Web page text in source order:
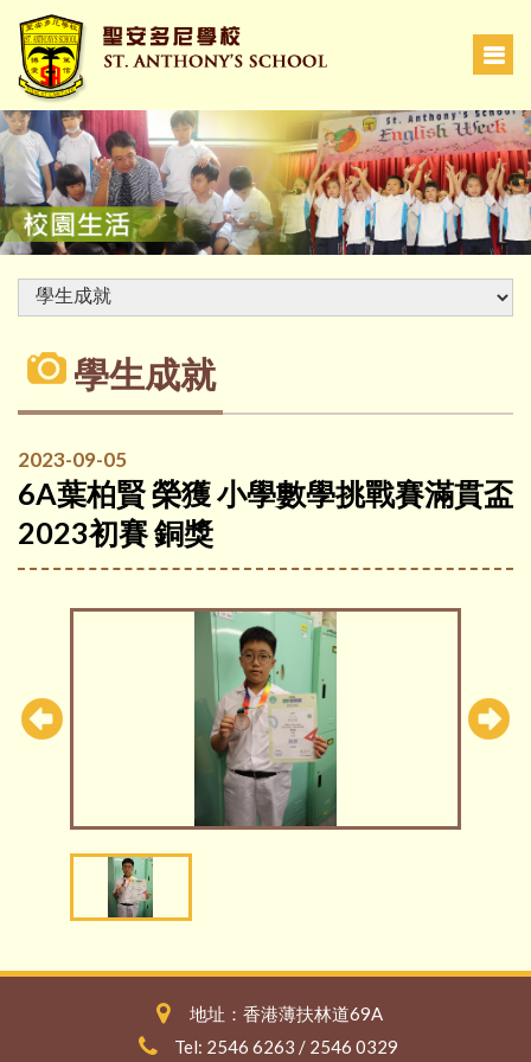
學生成就
2023-09-05
6A葉柏賢 榮獲 小學數學挑戰賽滿貫盃
2023初賽 銅獎
地址：香港薄扶林道69A
Tel: 2546 6263 / 2546 0329